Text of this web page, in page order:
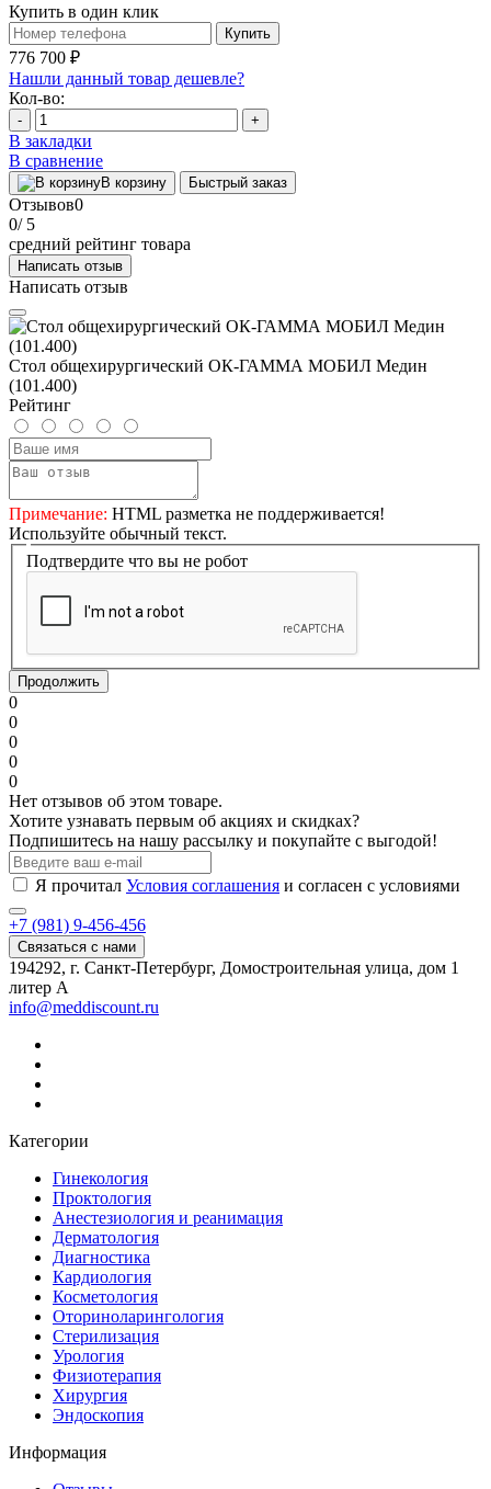
Купить в один клик
Купить
776 700 ₽
Нашли данный товар дешевле?
Кол-во:
- +
В закладки
В сравнение
В корзину Быстрый заказ
Отзывов0
0/ 5
средний рейтинг товара
Написать отзыв
Написать отзыв
Стол общехирургический ОК-ГАММА МОБИЛ Медин
(101.400)
Рейтинг
Примечание: HTML разметка не поддерживается!
Используйте обычный текст.
Подтвердите что вы не робот
Продолжить
0
0
0
0
0
Нет отзывов об этом товаре.
Хотите узнавать первым об акциях и скидках?
Подпишитесь на нашу рассылку и покупайте с выгодой!
Я прочитал Условия соглашения и согласен с условиями
+7 (981) 9-456-456
Связаться с нами
194292, г. Санкт-Петербург, Домостроительная улица, дом 1
литер А
info@meddiscount.ru
Категории
Гинекология
Проктология
Анестезиология и реанимация
Дерматология
Диагностика
Кардиология
Косметология
Оториноларингология
Стерилизация
Урология
Физиотерапия
Хирургия
Эндоскопия
Информация